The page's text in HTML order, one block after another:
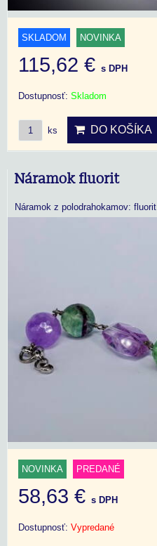
SKLADOM NOVINKA
115,62 € s DPH
Dostupnosť: Skladom
ks DO KOŠÍKA
Náramok fluorit
Náramok z polodrahokamov: fluorit
NOVINKA PREDANÉ
58,63 € s DPH
Dostupnosť: Vypredané